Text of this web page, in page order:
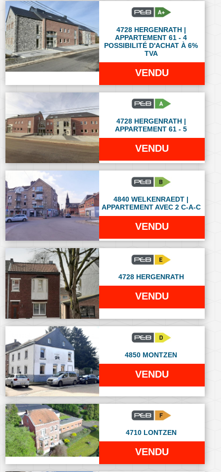
4728 HERGENRATH |
APPARTEMENT 61 - 4
POSSIBILITÉ D'ACHAT À 6%
TVA
VENDU
4728 HERGENRATH |
APPARTEMENT 61 - 5
VENDU
4840 WELKENRAEDT |
APPARTEMENT AVEC 2 C-A-C
VENDU
4728 HERGENRATH
VENDU
4850 MONTZEN
VENDU
4710 LONTZEN
VENDU